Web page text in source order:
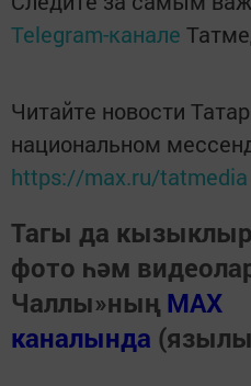
Telegram-канале
Читайте новости
национальном
https://max.ru/tatmedia
Тагы да
фото һәм
Чаллы»ның MAX
каналында